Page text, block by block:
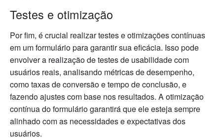
Testes e otimização
Por fim, é crucial realizar testes e otimizações contínuas
em um formulário para garantir sua eficácia. Isso pode
envolver a realização de testes de usabilidade com
usuários reais, analisando métricas de desempenho,
como taxas de conversão e tempo de conclusão, e
fazendo ajustes com base nos resultados. A otimização
contínua do formulário garantirá que ele esteja sempre
alinhado com as necessidades e expectativas dos
usuários.